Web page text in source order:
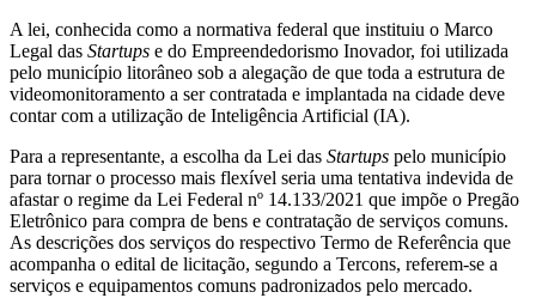
A lei, conhecida como a normativa federal que instituiu o Marco
Legal das Startups e do Empreendedorismo Inovador, foi utilizada
pelo município litorâneo sob a alegação de que toda a estrutura de
videomonitoramento a ser contratada e implantada na cidade deve
contar com a utilização de Inteligência Artificial (IA).
Para a representante, a escolha da Lei das Startups pelo município
para tornar o processo mais flexível seria uma tentativa indevida de
afastar o regime da Lei Federal nº 14.133/2021 que impõe o Pregão
Eletrônico para compra de bens e contratação de serviços comuns.
As descrições dos serviços do respectivo Termo de Referência que
acompanha o edital de licitação, segundo a Tercons, referem-se a
serviços e equipamentos comuns padronizados pelo mercado.